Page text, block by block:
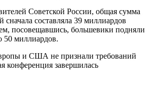
Советской России, общая сумма
сначала составляла 39 миллиардов
посовещавшись, большевики подняли
50 миллиардов.
и США не признали требований
конференция завершилась